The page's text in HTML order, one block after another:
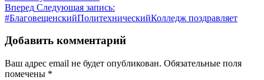
Вперед Следующая запись:
#БлаговещенскийПолитехническийКолледж поздравляет
Добавить комментарий
Ваш адрес email не будет опубликован. Обязательные поля
помечены *